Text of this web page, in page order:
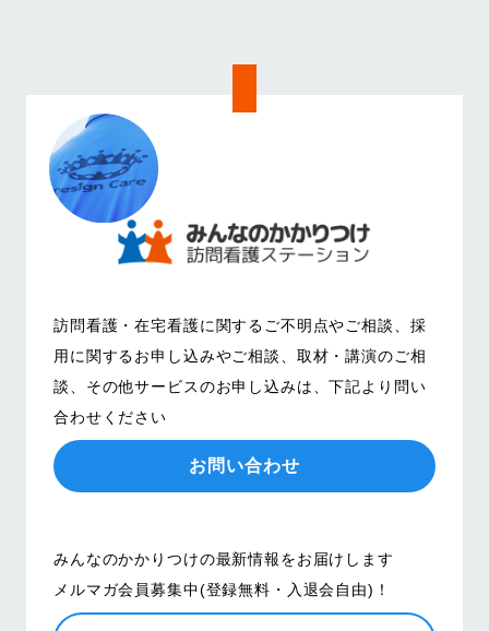
訪問看護・在宅看護に関するご不明点やご相談、 採
用に関するお申し込みやご相談、取材・講演のご相
談、その他サービスのお申し込みは、下記より問い
合わせください
お問い合わせ
みんなのかかりつけの最新情報をお届けします
メルマガ会員募集中(登録無料・入退会自由)！